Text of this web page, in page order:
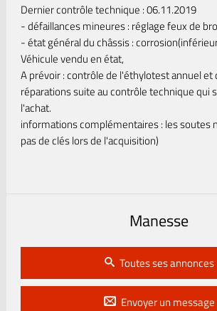
Dernier contrôle technique : 06.11.2019
- défaillances mineures : réglage feux de
- état général du châssis :
Véhicule vendu en état,
A prévoir : contrôle de l'éthylotest annuel
réparations suite au contrôle technique qui
l'achat.
informations complémentaires : les soutes
pas de clés lors de l'acquisition)
Manesse
Toutes ses annonces
Envoyer un message